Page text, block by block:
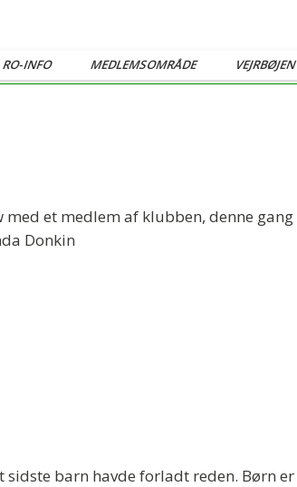
RO-INFO MEDLEMSOMRÅDE VEJRBØJEN
et medlem af klubben, denne gang
Donkin
barn havde forladt reden. Børn er